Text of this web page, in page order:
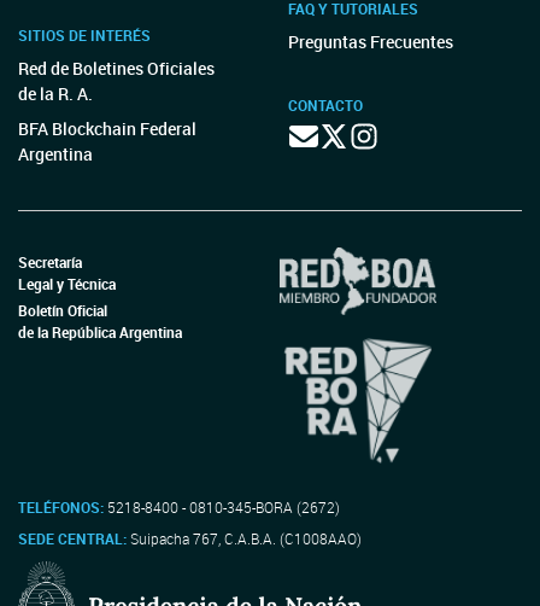
SITIOS DE INTERÉS
Red de Boletines Oficiales
de la R. A.
BFA Blockchain Federal
Argentina
FAQ Y TUTORIALES
Preguntas Frecuentes
CONTACTO
Secretaría
Legal y Técnica
Boletín Oficial
de la República Argentina
TELÉFONOS: 5218-8400 - 0810-345-BORA (2672)
SEDE CENTRAL:Suipacha 767, C.A.B.A. (C1008AAO)